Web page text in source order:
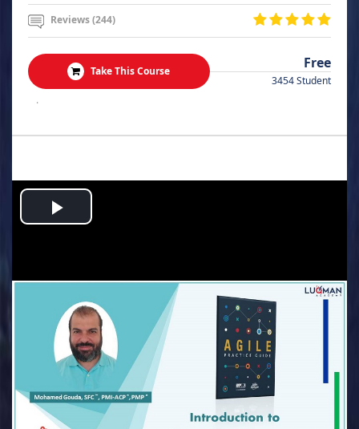
Reviews (244)
Take This Course Free
3454 Student
.
Play